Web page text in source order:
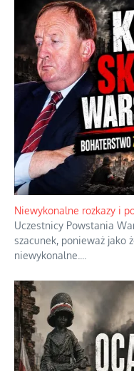
Gorzka pigułka od
Twierdzenie, że istnieje
przypomina stwierdzenie,